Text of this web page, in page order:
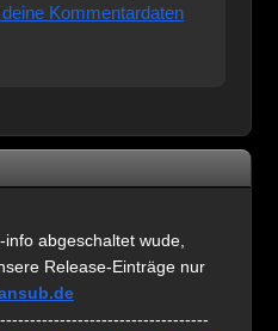
Kommentardaten
info abgeschaltet wude,
Release-Einträge nur